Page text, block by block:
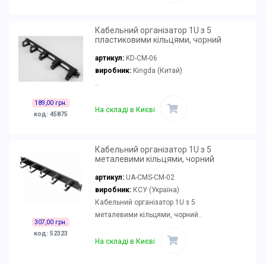
189,00 грн.
код: 45875
Кабельний організатор 1U з 5
пластиковими кільцями, чорний
артикул: KD-CM-06
виробник:Kingda (Китай)
..
На складі в Києві
307,00 грн.
код: 52323
Кабельний організатор 1U з 5
металевими кільцями, чорний
артикул: UA-CMS-CM-02
виробник:КСУ (Україна)
Кабельний організатор 1U з 5
металевими кільцями, чорний..
На складі в Києві